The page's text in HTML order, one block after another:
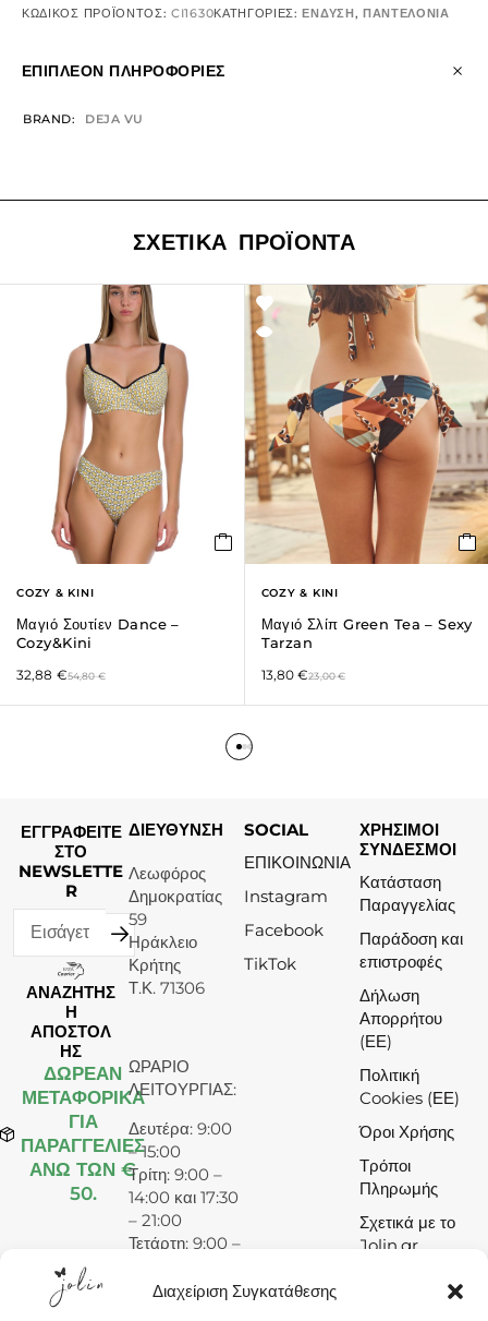
Διαχείριση Συγκατάθεσης
ΚΩΔΙΚΌΣ ΠΡΟΪΌΝΤΟΣ:CI1630ΚΑΤΗΓΟΡΊΕΣ:ΕΝΔΥΣΗ, ΠΑΝΤΕΛΟΝΙΑ
ΕΠΙΠΛΈΟΝ ΠΛΗΡΟΦΟΡΊΕΣ
BRAND DEJA VU
ΣΧΕΤΙΚΆ ΠΡΟΪΌΝΤΑ
COZY & KINI
Μαγιό Σουτίεν Dance –
Cozy&Kini
54,80€
32,88 €
COZY & KINI
Μαγιό Σλίπ Green Tea – Sexy
Tarzan
23,00€
13,80€
ΕΓΓΡΑΦΕΙΤΕ
ΣΤΟ
NEWSLETTE
R
ΑΝΑΖΗΤΗΣ
Η
ΑΠΟΣΤΟΛ
ΗΣ
ΔΩΡΕΆΝ
ΜΕΤΑΦΟΡΙΚΑ
ΓΙΑ
ΠΑΡΑΓΓΕΛΙΕΣ
ΑΝΩ ΤΩΝ €
50.
ΔΙΕΥΘΥΝΣΗ
Λεωφόρος
Δημοκρατίας
59
Ηράκλειο
Κρήτης
Τ.Κ. 71306
ΩΡΑΡΙΟ
ΛΕΙΤΟΥΡΓΙΑΣ:
Δευτέρα: 9:00
– 15:00
Τρίτη: 9:00 –
14:00 και 17:30
– 21:00
Τετάρτη: 9:00 –
Πέμπτη: 9:00 –
SOCIAL
ΕΠΙΚΟΙΝΩΝΙΑ
Instagram
Facebook
TikTok
ΧΡΗΣΙΜΟΙ
ΣΥΝΔΕΣΜΟΙ
Κατάσταση
Παραγγελίας
Παράδοση και
επιστροφές
Δήλωση
Απορρήτου
(ΕΕ)
Πολιτική
Cookies (ΕΕ)
Όροι Χρήσης
Τρόποι
Πληρωμής
Σχετικά με το
Jolin.gr